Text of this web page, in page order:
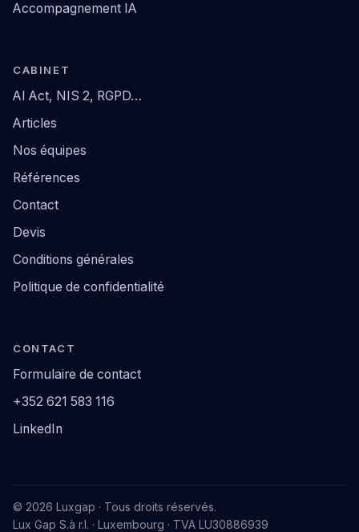
Accompagnement IA
CABINET
AI Act, NIS 2, RGPD…
Articles
Nos équipes
Références
Contact
Devis
Conditions générales
Politique de confidentialité
CONTACT
Formulaire de contact
+352 621 583 116
LinkedIn
© 2026 Luxgap · Tous droits réservés.
Lux Gap S.à r.l. · Luxembourg · TVA LU30886939